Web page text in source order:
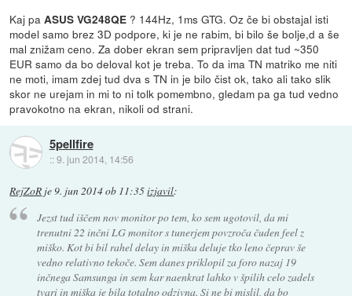
Kaj paASUS VG248QE ? 144Hz, 1ms GTG. Oz če bi obstajal isti
model samo brez 3D podpore, ki je ne rabim, bi bilo še bolje,d a še
mal znižam ceno. Za dober ekran sem pripravljen dat tud ~350
EUR samo da bo deloval kot je treba. To da ima TN matriko me niti
ne moti, imam zdej tud dva s TN in je bilo čist ok, tako ali tako slik
skor ne urejam in mi to ni tolk pomembno, gledam pa ga tud vedno
pravokotno na ekran, nikoli od strani.
5pellfire
::9. jun 2014, 14:56
RejZoR je9. jun 2014 ob 11:35izjavil:
Jezst tud iščem nov monitor po tem, ko sem ugotovil, da mi
trenutni 22 inčni LG monitor s tunerjem povzroča čuden feel z
miško. Kot bi bil rahel delay in miška deluje tko leno čeprav še
vedno relativno tekoče. Sem danes priklopil za foro nazaj 19
inčnega Samsunga in sem kar naenkrat lahko v špilih celo zadels
tvari in miška je bila totalno odzivna. Si ne bi mislil, da bo